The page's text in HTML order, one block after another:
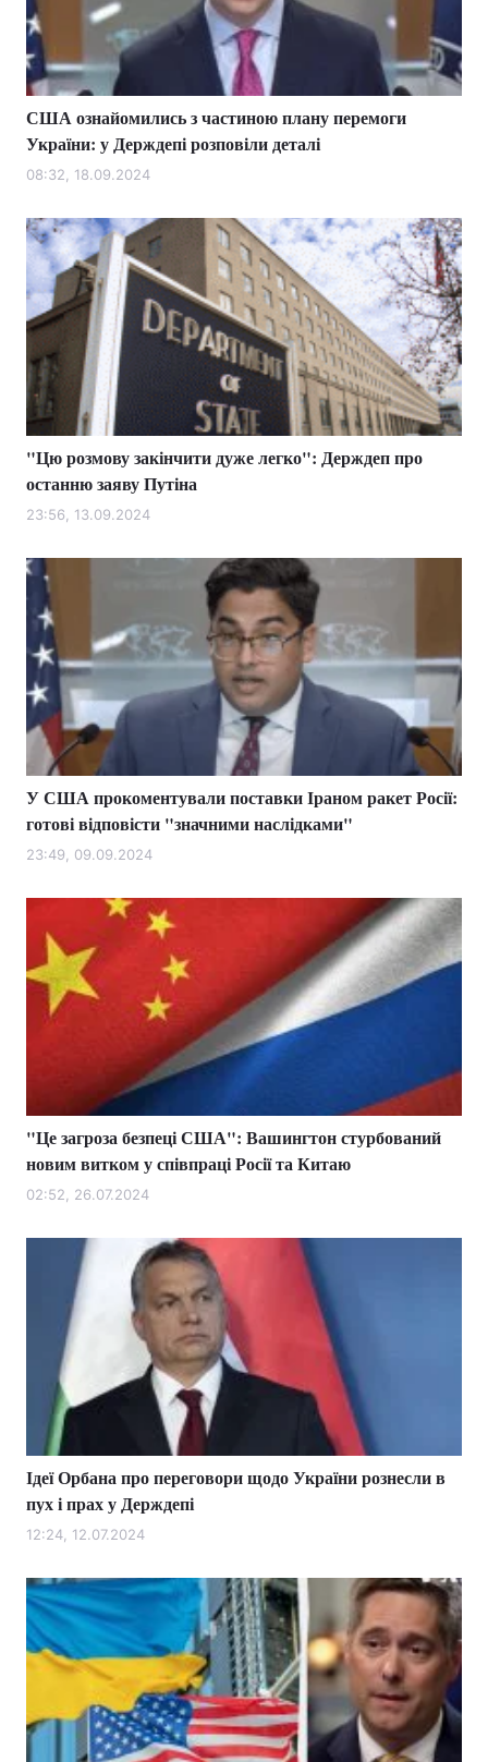
США ознайомились з частиною плану перемоги
України: у Держдепі розповіли деталі
08:32, 18.09.2024
"Цю розмову закінчити дуже легко": Держдеп про
останню заяву Путіна
23:56, 13.09.2024
У США прокоментували поставки Іраном ракет Росії:
готові відповісти "значними наслідками"
23:49, 09.09.2024
"Це загроза безпеці США": Вашингтон стурбований
новим витком у співпраці Росії та Китаю
02:52, 26.07.2024
Ідеї ​​Орбана про переговори щодо України рознесли в
пух і прах у Держдепі
12:24, 12.07.2024